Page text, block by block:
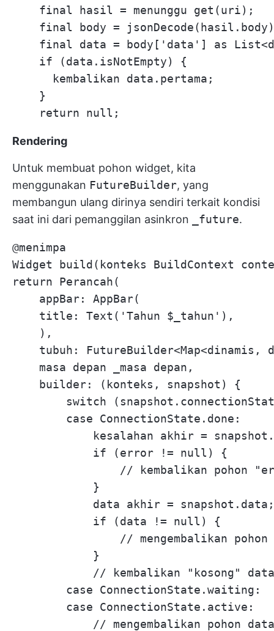
    final hasil = menunggu get(uri);
final body =
final data = body['data'] as
    if (data.isNotEmpty) {
      kembalikan data.pertama;
    }
Rendering
Untuk membuat pohon widget, kita
menggunakan FutureBuilder, yang
membangun ulang dirinya sendiri terkait kondisi
saat ini dari pemanggilan asinkron
_future.
@menimpa
Widget build(konteks BuildContext
return Perancah(
    appBar: AppBar(
    title: Text('Tahun $_tahun'),
    ),
tubuh: FutureBuilder<Map<dinamis,
    masa depan _masa depan,
    builder: (konteks, snapshot) {
switch
        case ConnectionState.done:
kesalahan akhir =
            if (error != null) {
// kembalikan pohon
            }
            data akhir = snapshot.data;
            if (data != null) {
// mengembalikan pohon
            }
// kembalikan "kosong"
        case ConnectionState.waiting:
        case ConnectionState.active:
// mengembalikan pohon